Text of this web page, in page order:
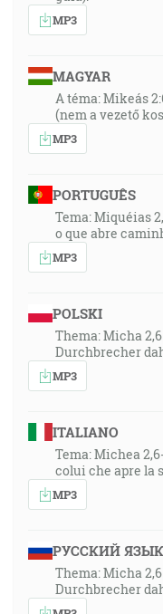
MP3
MAGYAR
A téma: Mikeás
(nem a vezető
MP3
PORTUGUÊS
Tema: Miquéias
o que abre
MP3
POLSKI
Thema: Micha
Durchbrecher
MP3
ITALIANO
Tema: Michea
colui che apre la
MP3
РУССКИЙ ЯЗЫК
Thema: Micha
Durchbrecher